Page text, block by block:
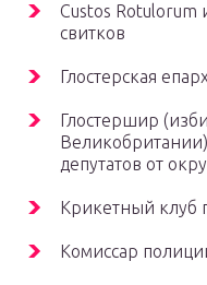
Custos
свитков
Глостерская
Глостершир
депутатов от
Крикетный клуб
Комиссар